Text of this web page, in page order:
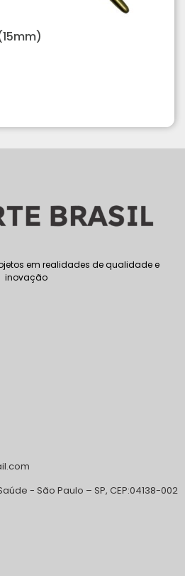
em realidades de qualidade e
inovação
- São Paulo – SP, CEP:04138-002